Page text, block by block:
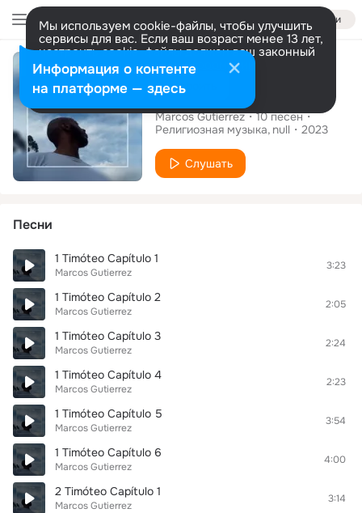
Войти
Мы используем cookie-файлы, чтобы улучшить
сервисы для вас. Если ваш возраст менее 13 лет,
настроить cookie-файлы должен ваш законный
представитель. Больше информации
Разрешить все Настроить
Альбом
Timóteo
Marcos Gutierrez 10песен
Религиозная музыка null 2023
Слушать
Песни
1 Timóteo Capítulo 1
Marcos Gutierrez
3:23
1 Timóteo Capítulo 2
Marcos Gutierrez
2:05
1 Timóteo Capítulo 3
Marcos Gutierrez
2:24
1 Timóteo Capítulo 4
Marcos Gutierrez
2:23
1 Timóteo Capítulo 5
Marcos Gutierrez
3:54
1 Timóteo Capítulo 6
Marcos Gutierrez
4:00
2 Timóteo Capítulo 1
Marcos Gutierrez
3:14
Информация о контенте
на платформе — здесь